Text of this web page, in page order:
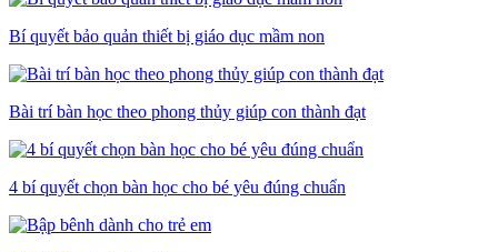
Bí quyết bảo quản thiết bị giáo dục mầm non
Bài trí bàn học theo phong thủy giúp con thành đạt
4 bí quyết chọn bàn học cho bé yêu đúng chuẩn